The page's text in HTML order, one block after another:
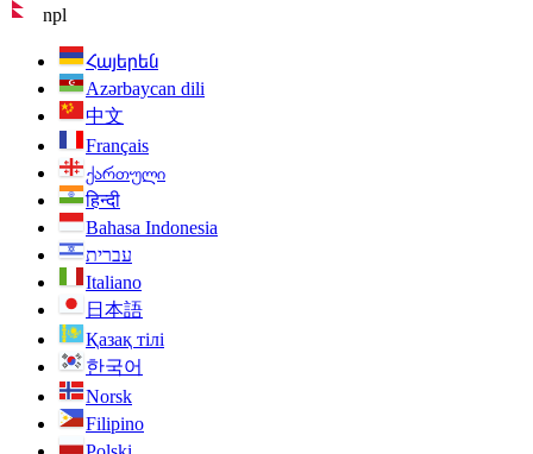
npl
Հայերեն
Azərbaycan dili
中文
Français
ქართული
हिन्दी
Bahasa Indonesia
עברית
Italiano
日本語
Қазақ тілі
한국어
Norsk
Filipino